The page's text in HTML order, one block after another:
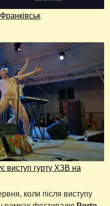
виступ гурту ХЗВ на
коли після виступу